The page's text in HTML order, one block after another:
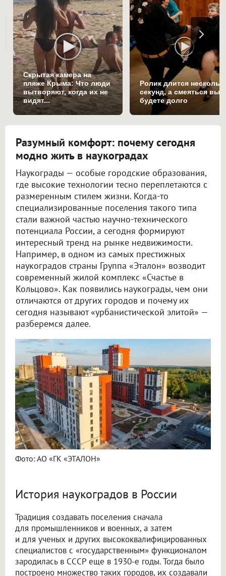
Скрытая камера на
пляже Крыма: Что люди
вытворяют, когда их не
видят...
Ролик длится
секунд, а смеяться вы
будете долго
Разумный комфорт: почему сегодня
модно жить в наукоградах
Наукограды — особые городские образования,
где высокие технологии тесно переплетаются с
размеренным стилем жизни. Когда-то
специализированные поселения такого типа
стали важной частью научно-технического
потенциала России, а сегодня формируют
интересный тренд на рынке недвижимости.
Например, в одном из самых престижных
наукоградов страны Группа «Эталон» возводит
современный жилой комплекс «Счастье в
Кольцово». Как появились наукограды, чем они
отличаются от других городов и почему их
сегодня называют «урбанистической элитой» —
разберемся далее.
Фото: АО «ГК «ЭТАЛОН»
История наукоградов в России
Традиция создавать поселения сначала
для промышленников и военных, а затем
и для ученых и других высококвалифицированных
специалистов с «государственным» функционалом
зародилась в СССР еще в 1930-е годы. Тогда было
построено множество таких городов, их создавали